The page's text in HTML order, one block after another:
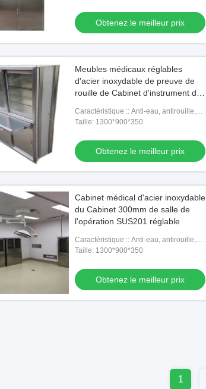
verrouillable fixée
Obtenez le meilleur prix
Meubles médicaux réglables
d'acier inoxydable de preuve de
rouille de Cabinet d'instrument de
Caractéristique :: Anti-eau, antirouille,
longue durée de vie
Taille: 1300*900*350
Obtenez le meilleur prix
Cabinet médical d'acier inoxydable
du Cabinet 300mm de salle de
l'opération SUS201 réglable
Caractéristique :: Anti-eau, antirouille,
longue durée de vie
Taille: 1300*900*350
Obtenez le meilleur prix
1